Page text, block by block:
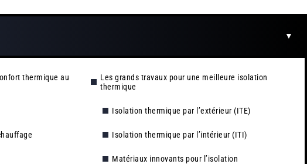
thermique au
Les grands travaux pour une meilleure isolation
thermique
Isolation thermique par l’extérieur (ITE)
Isolation thermique par l’intérieur (ITI)
Matériaux innovants pour l’isolation